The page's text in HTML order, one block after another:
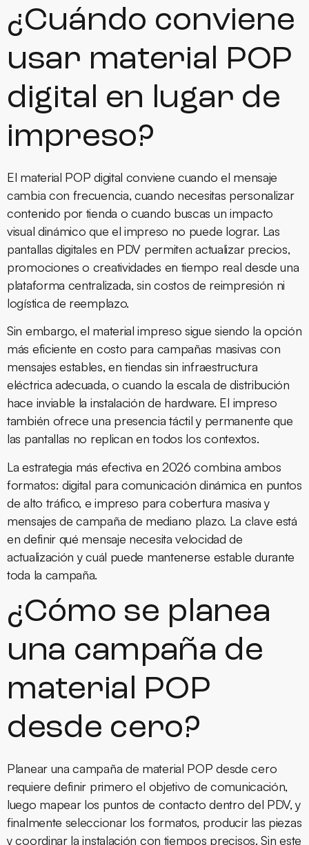
¿Cuándo conviene
usar material POP
digital en lugar de
impreso?
El material POP digital conviene cuando el mensaje
cambia con frecuencia, cuando necesitas personalizar
contenido por tienda o cuando buscas un impacto
visual dinámico que el impreso no puede lograr. Las
pantallas digitales en PDV permiten actualizar precios,
promociones o creatividades en tiempo real desde una
plataforma centralizada, sin costos de reimpresión ni
logística de reemplazo.
Sin embargo, el material impreso sigue siendo la opción
más eficiente en costo para campañas masivas con
mensajes estables, en tiendas sin infraestructura
eléctrica adecuada, o cuando la escala de distribución
hace inviable la instalación de hardware. El impreso
también ofrece una presencia táctil y permanente que
las pantallas no replican en todos los contextos.
La estrategia más efectiva en 2026 combina ambos
formatos: digital para comunicación dinámica en puntos
de alto tráfico, e impreso para cobertura masiva y
mensajes de campaña de mediano plazo. La clave está
en definir qué mensaje necesita velocidad de
actualización y cuál puede mantenerse estable durante
toda la campaña.
¿Cómo se planea
una campaña de
material POP
desde cero?
Planear una campaña de material POP desde cero
requiere definir primero el objetivo de comunicación,
luego mapear los puntos de contacto dentro del PDV, y
finalmente seleccionar los formatos, producir las piezas
y coordinar la instalación con tiempos precisos. Sin este